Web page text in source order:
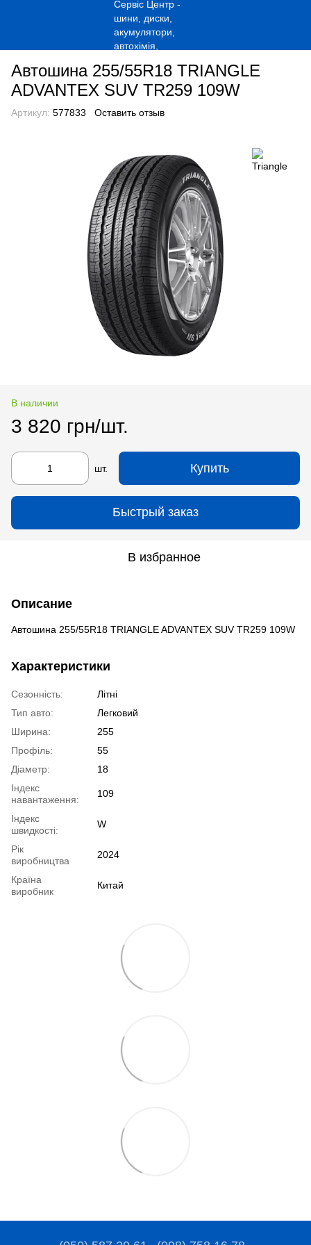
Автошина 255/55R18 TRIANGLE
ADVANTEX SUV TR259 109W
Артикул: 577833 Оставить отзыв
В наличии
3 820 грн/шт.
шт. Купить
Быстрый заказ
В избранное
Описание
Автошина 255/55R18 TRIANGLE ADVANTEX SUV TR259 109W
Характеристики
Сезонність:
Літні
Тип авто:
Легковий
Ширина:
255
Профіль:
55
Діаметр:
18
Індекс
навантаження:
109
Індекс
швидкості:
W
Рік
виробництва
2024
Країна
виробник
Китай